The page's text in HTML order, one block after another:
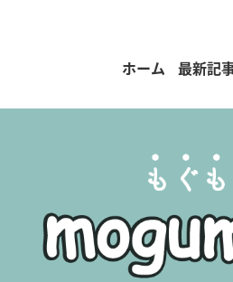
ホーム 最新記